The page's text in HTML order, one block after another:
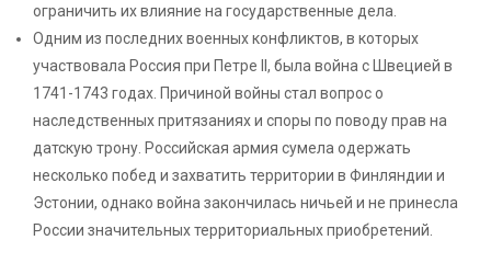
ограничить их влияние на государственные дела.
Одним из последних военных конфликтов, в которых
участвовала Россия при Петре II, была война с Швецией в
1741-1743 годах. Причиной войны стал вопрос о
наследственных притязаниях и споры по поводу прав на
датскую трону. Российская армия сумела одержать
несколько побед и захватить территории в Финляндии и
Эстонии, однако война закончилась ничьей и не принесла
России значительных территориальных приобретений.